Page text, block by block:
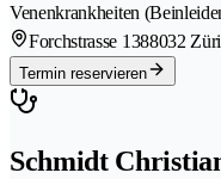
Venenkrankheiten
Forchstrasse 1388032
Termin reservieren
Schmidt